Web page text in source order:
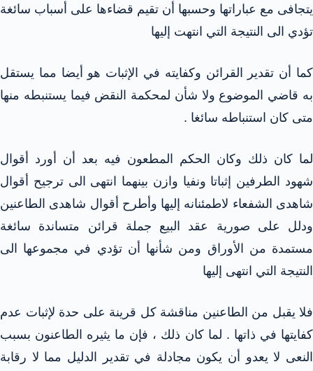
يتجافى مع عباراتها وحسبها أن تقيم قضاءها على أسباب سائغة
تؤدي الى النتيجة التي انتهت إليها
كما أن تقدير القرائن وكفايته في الإثبات هو أيضا مما يستقل
به قاضي الموضوع ولا شأن لمحكمة النقض فيما يستنبطه منها
متى كان استنباطه سائغا .
لما كان ذلك وكان الحكم المطعون فيه بعد أن أورد أقوال
شهود الطرفين إثباتا ونفيا وازن بينهما انتهى الى ترجيح أقوال
شاهدى الشفعاء لاطمئنانه إليها وأطرح أقوال شاهدى الطاعنين
ودلل على صورية عقد البيع جملة قرائن متساندة سائغة
مستمدة من الأوراق ومن شأنها أن تؤدي في مجموعها الى
النتيجة التي انتهى إليها
فلا يقبل من الطاعنين مناقشة كل قرينة على حدة لإثبات عدم
كفايتها في ذاتها . لما كان ذلك ، فإن ما يثيره الطاعنون بسبب
النعى لا يعدو أن يكون مجادلة في تقدير الدليل مما لا رقابة